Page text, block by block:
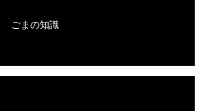
ごまの知識